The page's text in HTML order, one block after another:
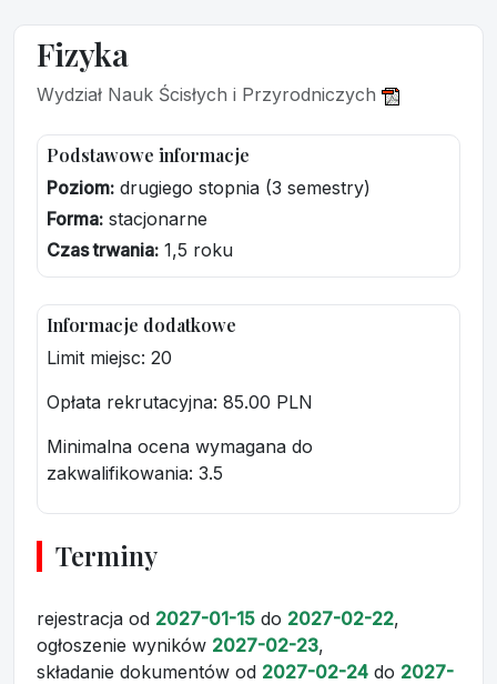
Fizyka
Wydział Nauk Ścisłych i Przyrodniczych
Podstawowe informacje
Poziom: drugiego stopnia (3 semestry)
Forma: stacjonarne
Czas trwania: 1,5 roku
Informacje dodatkowe
Limit miejsc: 20
Opłata rekrutacyjna: 85.00 PLN
Minimalna ocena wymagana do
zakwalifikowania: 3.5
Terminy
rejestracja od 2027-01-15 do 2027-02-22,
ogłoszenie wyników 2027-02-23,
składanie dokumentów od 2027-02-24 do 2027-